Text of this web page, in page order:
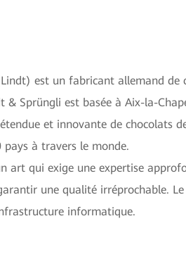
est un fabricant allemand de
& Sprüngli est basée à Aix-la-
et innovante de chocolats
à travers le monde.
art qui exige une expertise
une qualité irréprochable.
informatique.